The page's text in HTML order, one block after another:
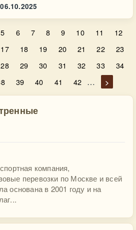
06.10.2025
5 6 7 8 9 10 11
12
17 18 19 20 21 22
23
28 29 30 31 32 33
34
39 40 41 42 … >
компания,
перевозки по Москве и всей
основана в 2001 году и на